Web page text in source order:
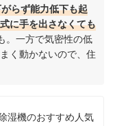
らず能力低下も起
に手を出さなくても
。一方で気密性の低
く動かないので、住
湿機のおすすめ人気